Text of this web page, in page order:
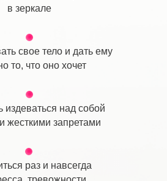
в зеркале
свое тело и дать ему
то, что оно хочет
издеваться над собой
жесткими запретами
раз и навсегда